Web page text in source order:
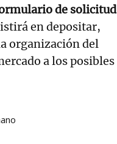
de solicitud
en depositar,
organización del
a los posibles